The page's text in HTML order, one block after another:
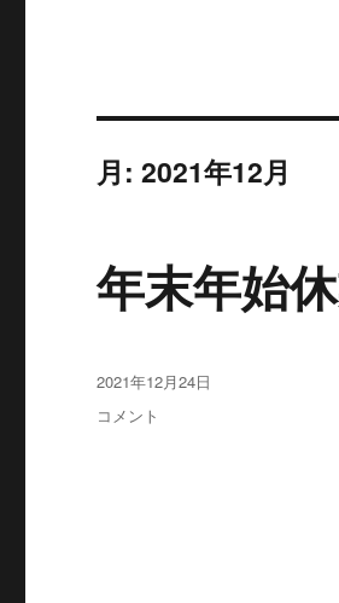
月:2021年12月
年末年始
投
日:
2021年12月24日
年
コメント